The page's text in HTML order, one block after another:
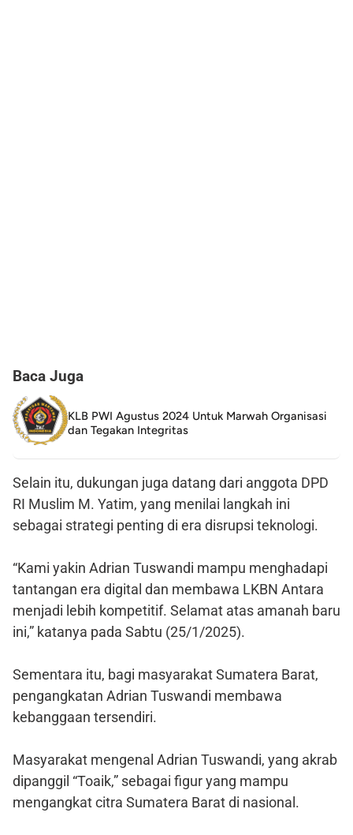
Baca Juga
KLB PWI Agustus 2024 Untuk Marwah Organisasi
dan Tegakan Integritas
Selain itu, dukungan juga datang dari anggota DPD
RI Muslim M. Yatim, yang menilai langkah ini
sebagai strategi penting di era disrupsi teknologi.
“Kami yakin Adrian Tuswandi mampu menghadapi
tantangan era digital dan membawa LKBN Antara
menjadi lebih kompetitif. Selamat atas amanah baru
ini,” katanya pada Sabtu (25/1/2025).
Sementara itu, bagi masyarakat Sumatera Barat,
pengangkatan Adrian Tuswandi membawa
kebanggaan tersendiri.
Masyarakat mengenal Adrian Tuswandi, yang akrab
dipanggil “Toaik,” sebagai figur yang mampu
mengangkat citra Sumatera Barat di nasional.